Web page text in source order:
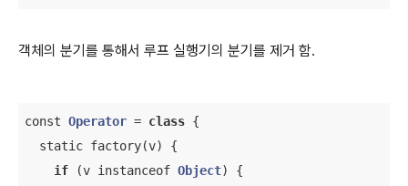
객체의 분기를 통해서 루프 실행기의 분기를 제거 함.
const Operator = class {
  static factory(v) {
if (v instanceof Object) {